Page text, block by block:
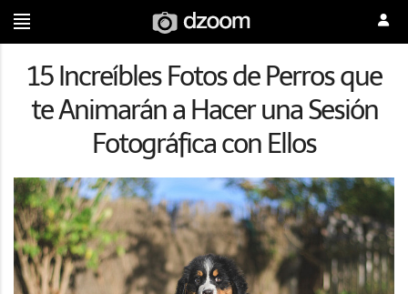
15 Increíbles Fotos de Perros que
te Animarán a Hacer una Sesión
Fotográfica con Ellos